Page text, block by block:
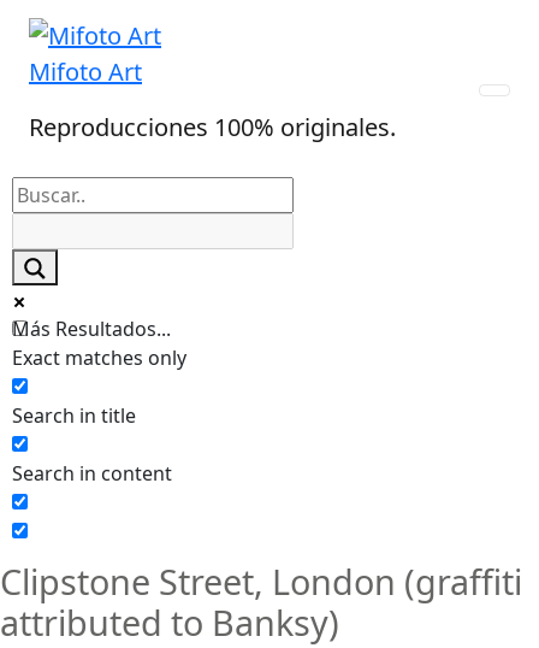
Skip
content
Mifoto Art
Reproducciones 100% originales.
Más Resultados...
Exact matches only
Search in title
Search in content
Clipstone Street, London (graffiti
attributed to Banksy)